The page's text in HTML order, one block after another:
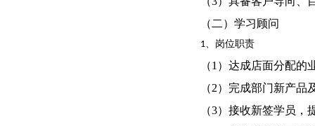
（二）学习顾问
1、岗位职责
（1）达成店面分配
（2）完成部门新产
（3）接收新签学员